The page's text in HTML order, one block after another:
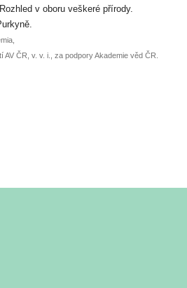
nebo
v oboru veškeré přírody.
ČR, v. v. i., za podpory Akademie věd ČR.